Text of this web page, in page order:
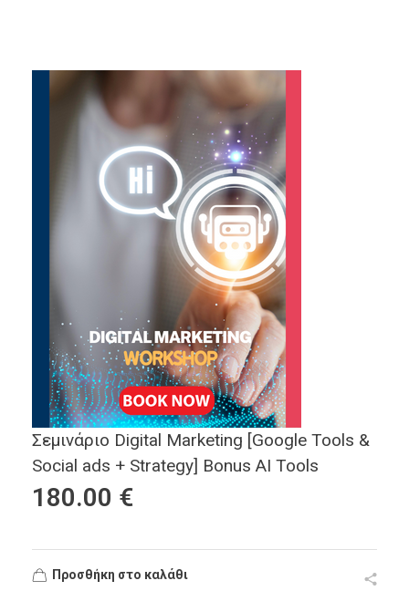
Σεμινάριο Digital Marketing [Google Tools &
Social ads + Strategy] Bonus AI Tools
180.00 €
Προσθήκη στο καλάθι